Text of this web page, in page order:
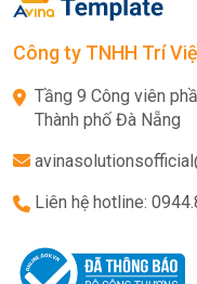
Công ty TNHH Trí
Tầng 9 Công viên
Thành phố Đà Nẵng
Liên hệ hotline: